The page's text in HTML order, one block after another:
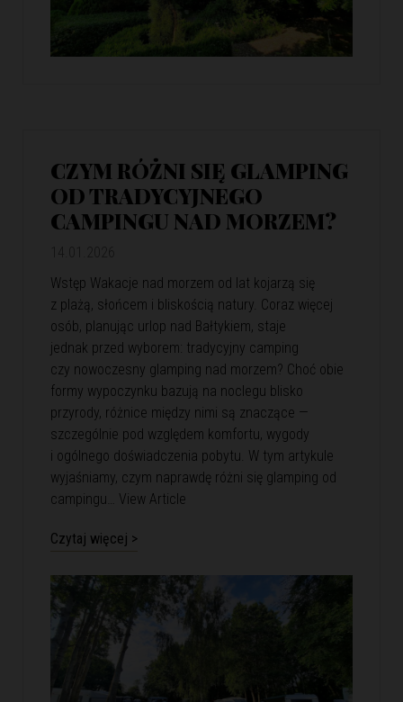
CZYM RÓŻNI SIĘ GLAMPING
OD TRADYCYJNEGO
CAMPINGU NAD MORZEM?
Wstęp Wakacje nad morzem od lat kojarzą się
z plażą, słońcem i bliskością natury. Coraz więcej
osób, planując urlop nad Bałtykiem, staje
jednak przed wyborem: tradycyjny camping
czy nowoczesny glamping nad morzem? Choć obie
formy wypoczynku bazują na noclegu blisko
przyrody, różnice między nimi są znaczące —
szczególnie pod względem komfortu, wygody
i ogólnego doświadczenia pobytu. W tym artykule
wyjaśniamy, czym naprawdę różni się glamping od
campingu… View Article
Czytaj więcej >